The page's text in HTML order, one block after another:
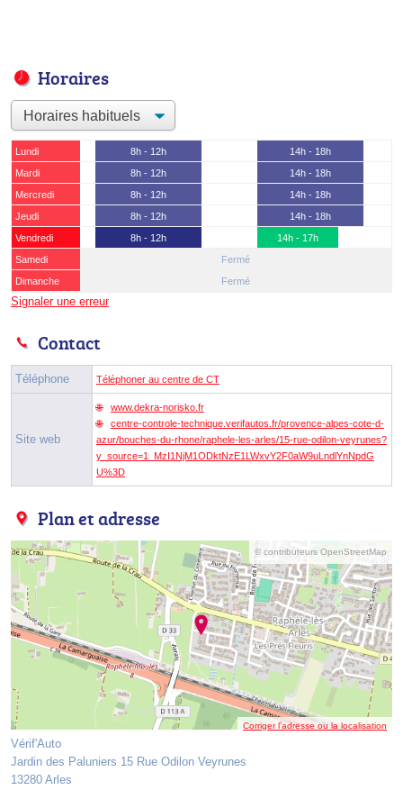
Horaires
Lundi 8h - 12h
14h - 18h
Mardi
8h - 12h
14h - 18h
Mercredi
8h - 12h
14h - 18h
Jeudi
8h - 12h
14h - 18h
Vendredi
8h - 12h
14h - 17h
Samedi
Fermé
Dimanche
Fermé
Signaler une erreur
Contact
Téléphone Téléphoner au centre de CT
Site web
www.dekra-norisko.fr
centre-controle-technique.verifautos.fr/provence-alpes-cote-d-
azur/bouches-du-rhone/raphele-les-arles/15-rue-odilon-veyrunes?
y_source=1_MzI1NjM1ODktNzE1LWxvY2F0aW9uLndlYnNpdG
U%3D
Plan et adresse
© contributeurs OpenStreetMap
Corriger l’adresse ou la localisation
Vérif'Auto
Jardin des Paluniers 15 Rue Odilon Veyrunes
13280 Arles